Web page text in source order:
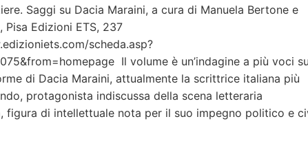
Saggi su Dacia Maraini, a cura di Manuela Bertone e
Pisa Edizioni ETS, 237
scheda.asp?
Il volume è un’indagine a più voci
di Dacia Maraini, attualmente la scrittrice italiana più
protagonista indiscussa della scena letteraria
figura di intellettuale nota per il suo impegno politico e